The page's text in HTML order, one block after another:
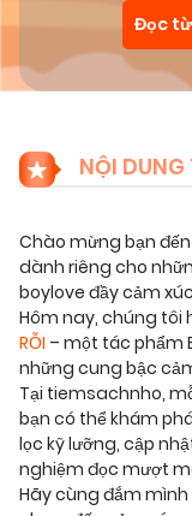
Đọc
NỘI DUNG
Chào mừng bạn
dành riêng cho
boylove đầy cảm
Hôm nay, chúng tôi
RỖI – một tác phẩm
những cung bậc
Tại tiemsachnho,
bạn có thể khám
lọc kỹ lưỡng, cập
nghiệm đọc mượt
Hãy cùng đắm mình